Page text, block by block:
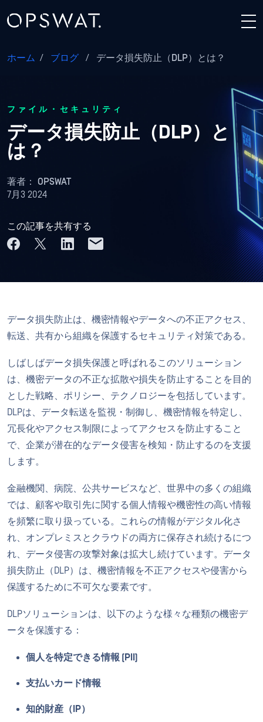
ホーム / ブログ / データ損失防止（DLP）とは？
ファイル・セキュリティ
データ損失防止（DLP）と
は？
著者： OPSWAT
7月3 2024
この記事を共有する
データ損失防止は、機密情報やデータへの不正アクセス、
転送、共有から組織を保護するセキュリティ対策である。
しばしばデータ損失保護と呼ばれるこのソリューション
は、機密データの不正な拡散や損失を防止することを目的
とした戦略、ポリシー、テクノロジーを包括しています。
DLPは、データ転送を監視・制御し、機密情報を特定し、
冗長化やアクセス制限によってアクセスを防止すること
で、企業が潜在的なデータ侵害を検知・防止するのを支援
します。
金融機関、病院、公共サービスなど、世界中の多くの組織
では、顧客や取引先に関する個人情報や機密性の高い情報
を頻繁に取り扱っている。これらの情報がデジタル化さ
れ、オンプレミスとクラウドの両方に保存され続けるにつ
れ、データ侵害の攻撃対象は拡大し続けています。データ
損失防止（DLP）は、機密情報を不正アクセスや侵害から
保護するために不可欠な要素です。
DLPソリューションは、以下のような様々な種類の機密デ
ータを保護する：
個人を特定できる情報 (PII)
支払いカード情報
知的財産（IP）